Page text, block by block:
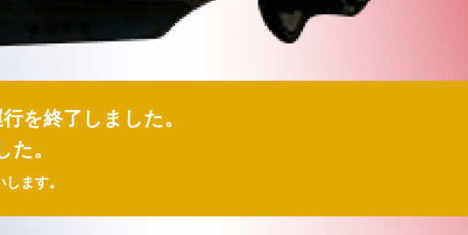
を終了しました。
。
ます。